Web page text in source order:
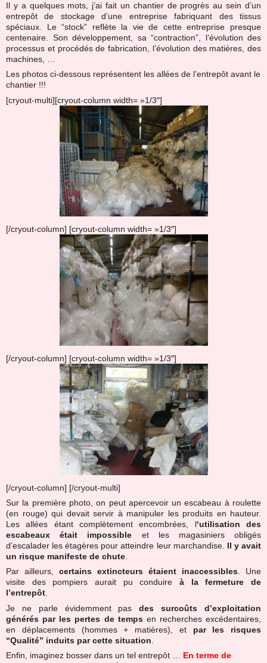
Il y a quelques mots, j’ai fait un chantier de progrès au sein d’un
entrepôt de stockage d’une entreprise fabriquant des tissus
spéciaux. Le “stock” reflète la vie de cette entreprise presque
centenaire. Son développement, sa “contraction”, l’évolution des
processus et procédés de fabrication, l’évolution des matières, des
machines, …
Les photos ci-dessous représentent les allées de l’entrepôt avant le
chantier !!!
[cryout-multi][cryout-column width= »1/3″]
[/cryout-column] [cryout-column width= »1/3″]
[/cryout-column] [cryout-column width= »1/3″]
[/cryout-column] [/cryout-multi]
Sur la première photo, on peut apercevoir un escabeau à roulette
(en rouge) qui devait servir à manipuler les produits en hauteur.
Les allées étant complètement encombrées, l‘utilisation des
escabeaux était impossible et les magasiniers obligés
d’escalader les étagères pour atteindre leur marchandise. Il y avait
un risque manifeste de chute
Par ailleurs, certains extincteurs étaient inaccessibles. Une
visite des pompiers aurait pu conduire à la fermeture de
l’entrepôt.
Je ne parle évidemment pasdes surcoûts d’exploitation
générés par les pertes de tempsen recherches excédentaires,
en déplacements (hommes + matières), et par les risques
“Qualité” induits par cette situation
Enfin, imaginez bosser dans un tel entrepôt … En terme de